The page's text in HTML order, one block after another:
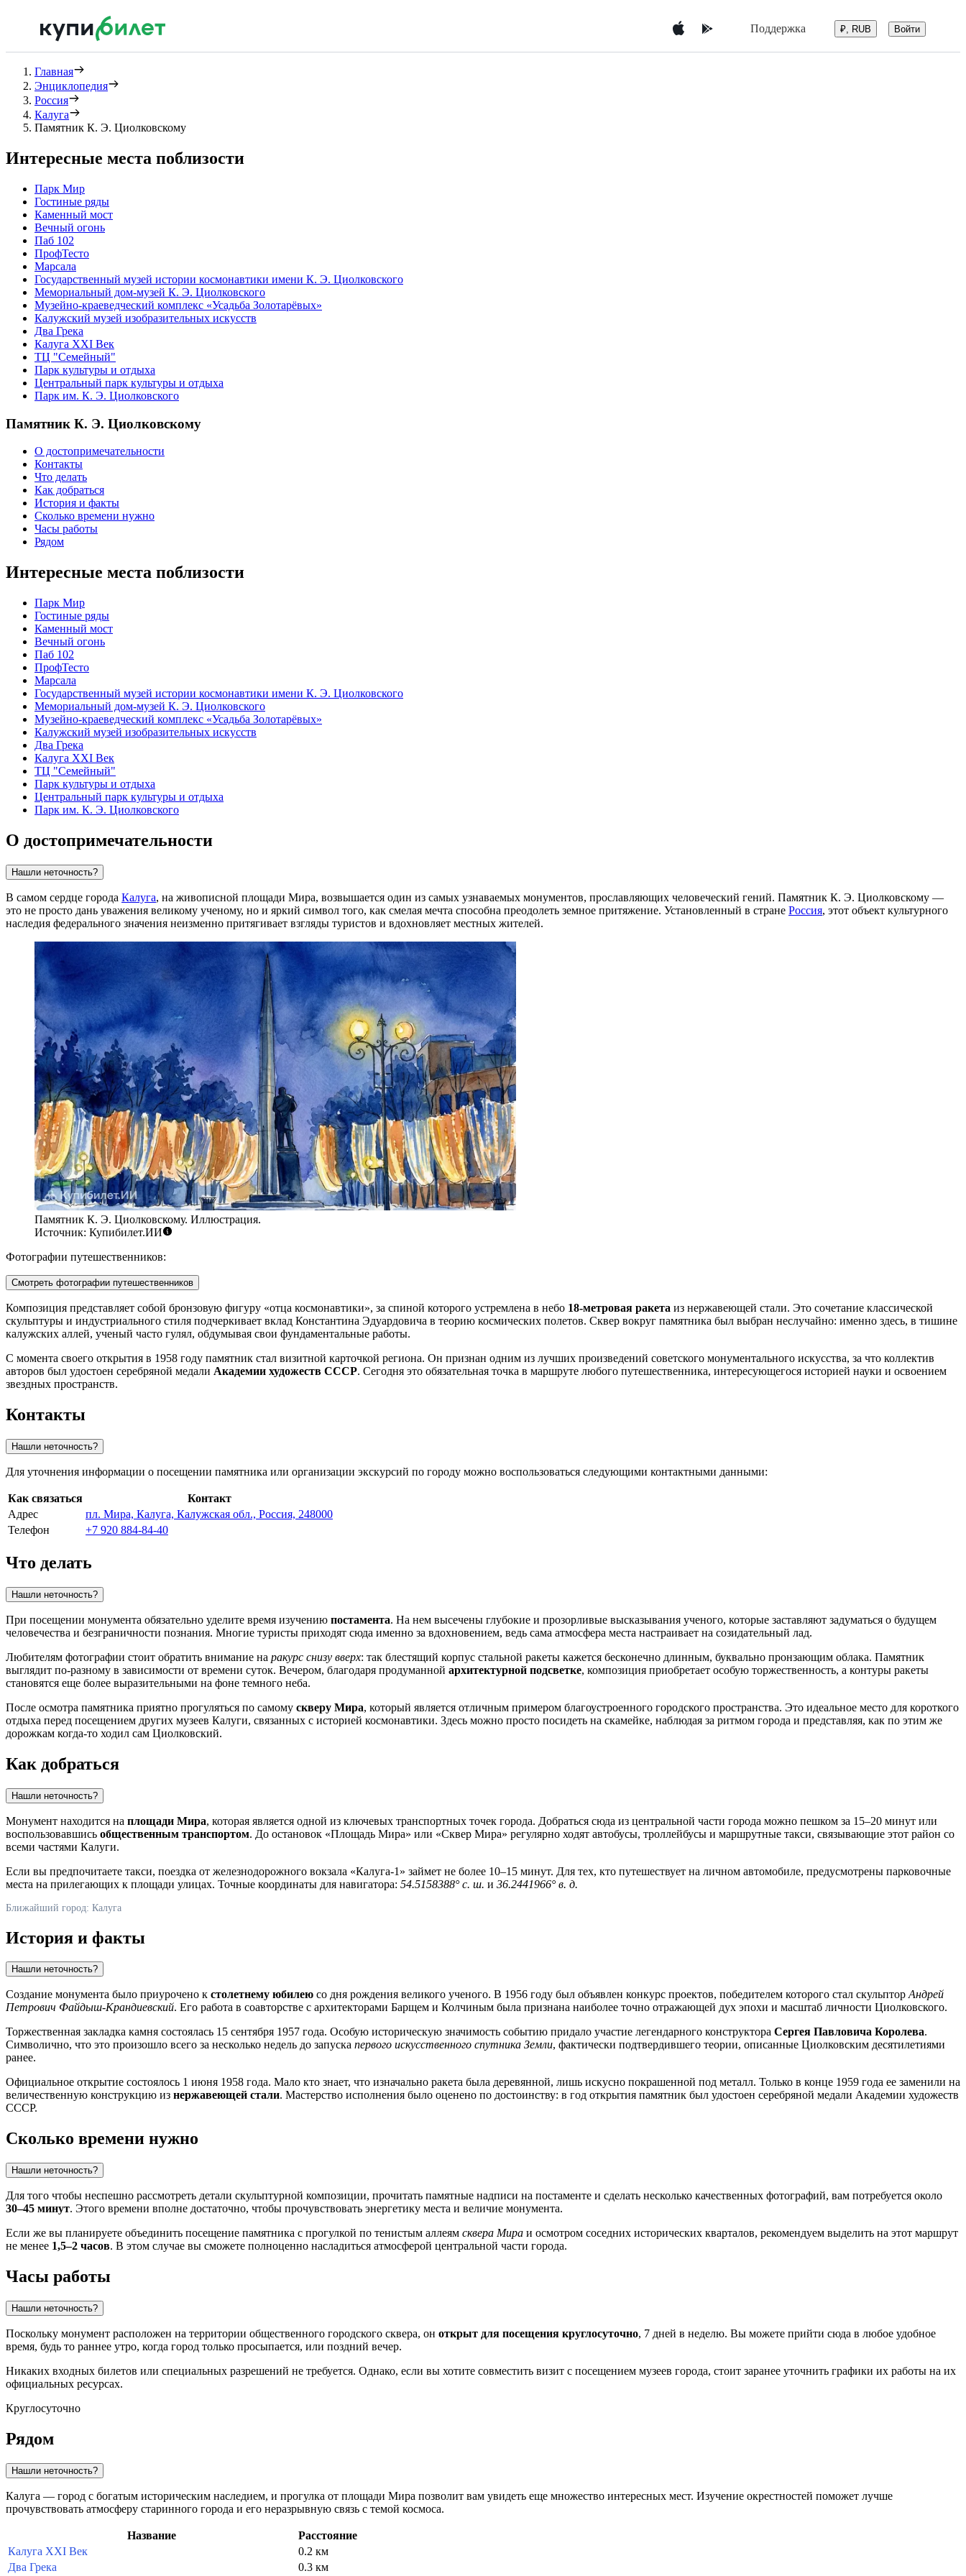
Поддержка ₽, RUB Войти
Главная
Энциклопедия
Россия
Калуга
Памятник К. Э. Циолковскому
Интересные места поблизости
Парк Мир
Гостиные ряды
Каменный мост
Вечный огонь
Паб 102
ПрофТесто
Марсала
Государственный музей истории космонавтики имени К. Э. Циолковского
Мемориальный дом-музей К. Э. Циолковского
Музейно-краеведческий комплекс «Усадьба Золотарёвых»
Калужский музей изобразительных искусств
Два Грека
Калуга XXI Век
ТЦ "Семейный"
Парк культуры и отдыха
Центральный парк культуры и отдыха
Парк им. К. Э. Циолковского
Памятник К. Э. Циолковскому
О достопримечательности
Контакты
Что делать
Как добраться
История и факты
Сколько времени нужно
Часы работы
Рядом
Интересные места поблизости
Парк Мир
Гостиные ряды
Каменный мост
Вечный огонь
Паб 102
ПрофТесто
Марсала
Государственный музей истории космонавтики имени К. Э. Циолковского
Мемориальный дом-музей К. Э. Циолковского
Музейно-краеведческий комплекс «Усадьба Золотарёвых»
Калужский музей изобразительных искусств
Два Грека
Калуга XXI Век
ТЦ "Семейный"
Парк культуры и отдыха
Центральный парк культуры и отдыха
Парк им. К. Э. Циолковского
О достопримечательности
Нашли неточность?
В самом сердце города Калуга, на живописной площади Мира, возвышается один из самых узнаваемых монументов, прославляющих человеческий гений. Памятник К. Э. Циолковскому —
это не просто дань уважения великому ученому, но и яркий символ того, как смелая мечта способна преодолеть земное притяжение. Установленный в стране Россия, этот объект культурного
наследия федерального значения неизменно притягивает взгляды туристов и вдохновляет местных жителей.
Памятник К. Э. Циолковскому. Иллюстрация.
Источник: Купибилет.ИИ
Фотографии путешественников:
Смотреть фотографии путешественников
Композиция представляет собой бронзовую фигуру «отца космонавтики», за спиной которого устремлена в небо 18-метровая ракета из нержавеющей стали. Это сочетание классической
скульптуры и индустриального стиля подчеркивает вклад Константина Эдуардовича в теорию космических полетов. Сквер вокруг памятника был выбран неслучайно: именно здесь, в тишине
калужских аллей, ученый часто гулял, обдумывая свои фундаментальные работы.
С момента своего открытия в 1958 году памятник стал визитной карточкой региона. Он признан одним из лучших произведений советского монументального искусства, за что коллектив
авторов был удостоен серебряной медали Академии художеств СССР. Сегодня это обязательная точка в маршруте любого путешественника, интересующегося историей науки и освоением
звездных пространств.
Контакты
Нашли неточность?
Для уточнения информации о посещении памятника или организации экскурсий по городу можно воспользоваться следующими контактными данными:
Как связаться
Контакт
Адрес
пл. Мира, Калуга, Калужская обл., Россия, 248000
Телефон
+7 920 884-84-40
Что делать
Нашли неточность?
При посещении монумента обязательно уделите время изучению постамента. На нем высечены глубокие и прозорливые высказывания ученого, которые заставляют задуматься о будущем
человечества и безграничности познания. Многие туристы приходят сюда именно за вдохновением, ведь сама атмосфера места настраивает на созидательный лад.
Любителям фотографии стоит обратить внимание на ракурс снизу вверх: так блестящий корпус стальной ракеты кажется бесконечно длинным, буквально пронзающим облака. Памятник
выглядит по-разному в зависимости от времени суток. Вечером, благодаря продуманной архитектурной подсветке, композиция приобретает особую торжественность, а контуры ракеты
становятся еще более выразительными на фоне темного неба.
После осмотра памятника приятно прогуляться по самому скверу Мира, который является отличным примером благоустроенного городского пространства. Это идеальное место для короткого
отдыха перед посещением других музеев Калуги, связанных с историей космонавтики. Здесь можно просто посидеть на скамейке, наблюдая за ритмом города и представляя, как по этим же
дорожкам когда-то ходил сам Циолковский.
Как добраться
Нашли неточность?
Монумент находится на площади Мира, которая является одной из ключевых транспортных точек города. Добраться сюда из центральной части города можно пешком за 15–20 минут или
воспользовавшись общественным транспортом. До остановок «Площадь Мира» или «Сквер Мира» регулярно ходят автобусы, троллейбусы и маршрутные такси, связывающие этот район со
всеми частями Калуги.
Если вы предпочитаете такси, поездка от железнодорожного вокзала «Калуга-1» займет не более 10–15 минут. Для тех, кто путешествует на личном автомобиле, предусмотрены парковочные
места на прилегающих к площади улицах. Точные координаты для навигатора: 54.5158388° с. ш. и 36.2441966° в. д.
Ближайший город: Калуга
История и факты
Нашли неточность?
Создание монумента было приурочено к столетнему юбилею со дня рождения великого ученого. В 1956 году был объявлен конкурс проектов, победителем которого стал скульпторАндрей
Петрович Файдыш-Крандиевский. Его работа в соавторстве с архитекторами Барщем и Колчиным была признана наиболее точно отражающей дух эпохи и масштаб личности Циолковского.
Торжественная закладка камня состоялась 15 сентября 1957 года. Особую историческую значимость событию придало участие легендарного конструктора Сергея Павловича Королева.
Символично, что это произошло всего за несколько недель до запуска первого искусственного спутника Земли, фактически подтвердившего теории, описанные Циолковским десятилетиями
ранее.
Официальное открытие состоялось 1 июня 1958 года. Мало кто знает, что изначально ракета была деревянной, лишь искусно покрашенной под металл. Только в конце 1959 года ее заменили на
величественную конструкцию из нержавеющей стали. Мастерство исполнения было оценено по достоинству: в год открытия памятник был удостоен серебряной медали Академии художеств
СССР.
Сколько времени нужно
Нашли неточность?
Для того чтобы неспешно рассмотреть детали скульптурной композиции, прочитать памятные надписи на постаменте и сделать несколько качественных фотографий, вам потребуется около
30–45 минут. Этого времени вполне достаточно, чтобы прочувствовать энергетику места и величие монумента.
Если же вы планируете объединить посещение памятника с прогулкой по тенистым аллеям сквера Мира и осмотром соседних исторических кварталов, рекомендуем выделить на этот маршрут
не менее 1,5–2 часов. В этом случае вы сможете полноценно насладиться атмосферой центральной части города.
Часы работы
Нашли неточность?
Поскольку монумент расположен на территории общественного городского сквера, он открыт для посещения круглосуточно, 7 дней в неделю. Вы можете прийти сюда в любое удобное
время, будь то раннее утро, когда город только просыпается, или поздний вечер.
Никаких входных билетов или специальных разрешений не требуется. Однако, если вы хотите совместить визит с посещением музеев города, стоит заранее уточнить графики их работы на их
официальных ресурсах.
Круглосуточно
Рядом
Нашли неточность?
Калуга — город с богатым историческим наследием, и прогулка от площади Мира позволит вам увидеть еще множество интересных мест. Изучение окрестностей поможет лучше
прочувствовать атмосферу старинного города и его неразрывную связь с темой космоса.
Название
Расстояние
Калуга XXI Век
0.2 км
Два Грека
0.3 км